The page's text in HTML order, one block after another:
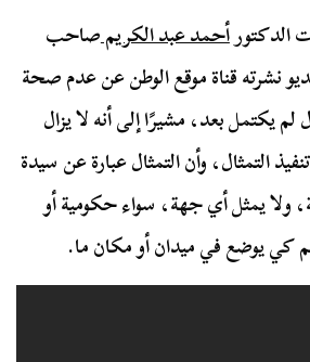
الدكتورأحمد عبد الكريمصاحب
نشرته قناة موقع الوطن عن عدم صحة
يكتمل بعد، مشيرًا إلى أنه لا يزال
التمثال، وأن التمثال عبارة عن سيدة
يمثل أي جهة، سواء حكومية أو
كي يوضع في ميدان أو مكان ما.